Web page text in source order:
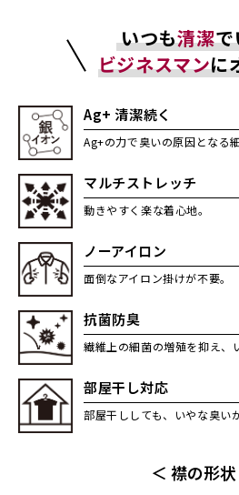
いつも清潔で
ビジネスマンに
Ag+ 清潔続く
Ag+の力で臭いの原因となる
マルチストレッチ
動きやすく楽な着心地。
ノーアイロン
面倒なアイロン掛けが不要。
抗菌防臭
繊維上の細菌の増殖を抑え、
部屋干し対応
部屋干ししても、いやな臭い
＜ 襟の形状